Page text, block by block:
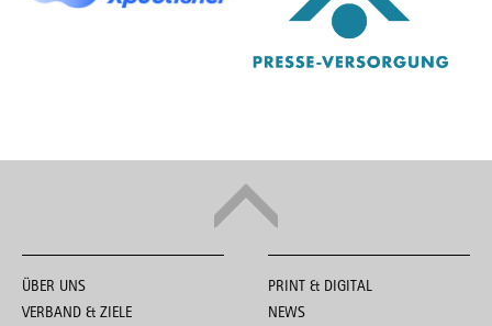
ÜBER UNS
VERBAND & ZIELE
PRINT & DIGITAL
NEWS